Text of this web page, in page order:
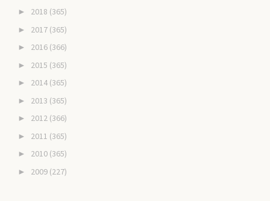
► 2018 (365)
► 2017 (365)
► 2016 (366)
► 2015 (365)
► 2014 (365)
► 2013 (365)
► 2012 (366)
► 2011 (365)
► 2010 (365)
► 2009 (227)